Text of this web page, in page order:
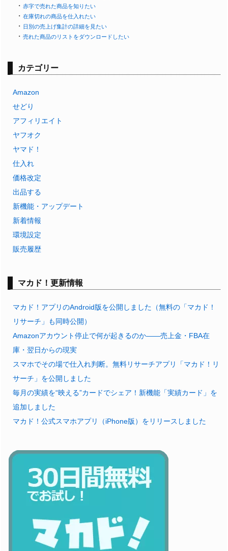
・ 赤字で売れた商品を知りたい
・ 在庫切れの商品を仕入れたい
・ 日別の売上げ集計の詳細を見たい
・ 売れた商品のリストをダウンロードしたい
カテゴリー
Amazon
せどり
アフィリエイト
ヤフオク
ヤマド！
仕入れ
価格改定
出品する
新機能・アップデート
新着情報
環境設定
販売履歴
マカド！更新情報
マカド！アプリのAndroid版を公開しました（無料の「マカド！
リサーチ」も同時公開）
Amazonアカウント停止で何が起きるのか——売上金・FBA在
庫・翌日からの現実
スマホでその場で仕入れ判断。無料リサーチアプリ「マカド！リ
サーチ」を公開しました
毎月の実績を“映える”カードでシェア！新機能「実績カード」を
追加しました
マカド！公式スマホアプリ（iPhone版）をリリースしました